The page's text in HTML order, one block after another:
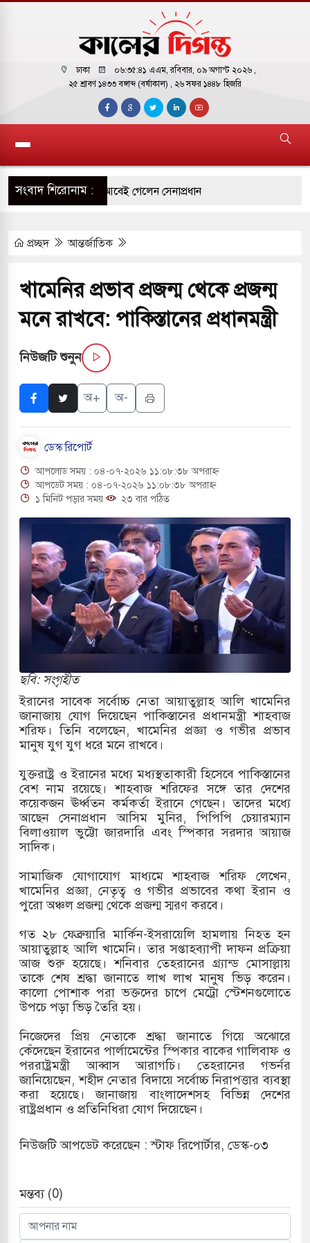
ঢাকা ০৬:৩৫:৪২ এএম, রবিবার, ০৯ অগাস্ট ২০২৬ ,
২৫ শ্রাবণ ১৪৩৩ বঙ্গাব্দ (বর্ষাকাল) , ২৬ সফর ১৪৪৮ হিজরি
সংবাদ শিরোনাম :
সফরে দক্ষিণ সুদান ও আবেই গেলেন সেনাপ্রধান
পাকিস্তানি হাইকমিশনারের বাসভবনে আগুন, আইসিইউতে
বাসের মুখোমুখি সংঘর্ষে ৯ জন নিহত
৬ শ্রমিক নিহত, আহত ১৫
নিয়ন্ত্রণে দেড় হাজার মসজিদ থেকে মাইক
মধ্যপ্রাচ্যে ব্ল্যাকআউটের কঠোর হুঁশিয়ারি ইরানের
বিমানবন্দরের নিরাপত্তা তল্লাশিতে ছাড় দেওয়া হবে না:
দক্ষিণ কোরিয়ার বন্দি ২৫ শতাংশ বেড়েছে
জুমার বয়ান ও নামাজ পড়াবেন দেওবন্দের
ছাড়লেন জনপ্রিয় ভারতীয় সাংবাদিক ময়ূখ রঞ্জন
অ্যারেস্ট আবেদন, বরগুনার এসআইয়ের বিরুদ্ধে
জাদুঘর নতুন বাংলাদেশের পথচলার কেন্দ্র হবে: ড.
বিভিন্ন খাতে সৌদির বিনিয়োগের আহবান প্রধানমন্ত্রীর
হামলায় ছাত্রদল ও ছাত্রলীগের আচরণ ইসরায়েলের
পথে ইসরায়েলীরা,হাতছাড়ার ঝুঁকিতে জরুরি
পাহাড়ি ঢলে ফুঁসে উঠেছে তিস্তা
প্রচ্ছদ আন্তর্জাতিক
খামেনির প্রভাব প্রজন্ম থেকে প্রজন্ম
মনে রাখবে: পাকিস্তানের প্রধানমন্ত্রী
নিউজটি শুনুন
অ+ অ-
ডেস্ক রিপোর্ট
আপলোড সময় : ০৪-০৭-২০২৬ ১১:০৮:৩৮ অপরাহ্ন
আপডেট সময় : ০৪-০৭-২০২৬ ১১:০৮:৩৮ অপরাহ্ন
১ মিনিট পড়ার সময়
২৩ বার পঠিত
ছবি: সংগৃহীত
ইরানের সাবেক সর্বোচ্চ নেতা আয়াতুল্লাহ আলি খামেনির
জানাজায় যোগ দিয়েছেন পাকিস্তানের প্রধানমন্ত্রী শাহবাজ
শরিফ। তিনি বলেছেন, খামেনির প্রজ্ঞা ও গভীর প্রভাব
মানুষ যুগ যুগ ধরে মনে রাখবে।
যুক্তরাষ্ট্র ও ইরানের মধ্যে মধ্যস্থতাকারী হিসেবে পাকিস্তানের
বেশ নাম রয়েছে। শাহবাজ শরিফের সঙ্গে তার দেশের
কয়েকজন ঊর্ধ্বতন কর্মকর্তা ইরানে গেছেন। তাদের মধ্যে
আছেন সেনাপ্রধান আসিম মুনির, পিপিপি চেয়ারম্যান
বিলাওয়াল ভুট্টো জারদারি এবং স্পিকার সরদার আয়াজ
সাদিক।
সামাজিক যোগাযোগ মাধ্যমে শাহবাজ শরিফ লেখেন,
খামেনির প্রজ্ঞা, নেতৃত্ব ও গভীর প্রভাবের কথা ইরান ও
পুরো অঞ্চল প্রজন্ম থেকে প্রজন্ম স্মরণ করবে।
গত ২৮ ফেব্রুয়ারি মার্কিন-ইসরায়েলি হামলায় নিহত হন
আয়াতুল্লাহ আলি খামেনি। তার সপ্তাহব্যাপী দাফন প্রক্রিয়া
আজ শুরু হয়েছে। শনিবার তেহরানের গ্র্যান্ড মোসাল্লায়
তাকে শেষ শ্রদ্ধা জানাতে লাখ লাখ মানুষ ভিড় করেন।
কালো পোশাক পরা ভক্তদের চাপে মেট্রো স্টেশনগুলোতে
উপচে পড়া ভিড় তৈরি হয়।
নিজেদের প্রিয় নেতাকে শ্রদ্ধা জানাতে গিয়ে অঝোরে
কেঁদেছেন ইরানের পার্লামেন্টের স্পিকার বাকের গালিবাফ ও
পররাষ্ট্রমন্ত্রী আব্বাস আরাগচি। তেহরানের গভর্নর
জানিয়েছেন, শহীদ নেতার বিদায়ে সর্বোচ্চ নিরাপত্তার ব্যবস্থা
করা হয়েছে। জানাজায় বাংলাদেশসহ বিভিন্ন দেশের
রাষ্ট্রপ্রধান ও প্রতিনিধিরা যোগ দিয়েছেন।
নিউজটি আপডেট করেছেন : স্টাফ রিপোর্টার, ডেস্ক-০৩
মন্তব্য (0)